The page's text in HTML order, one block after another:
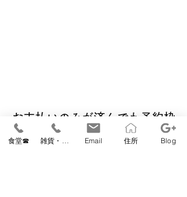
お支払いのみが済んでも予約枠
の確保はできません
食堂☎ Email 住所 Blog